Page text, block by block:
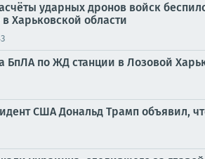
ударных дронов войск
Харьковской области
БпЛА по ЖД станции в Лозовой
США Дональд Трамп объявил,